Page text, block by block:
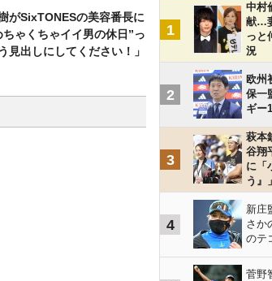
がSixTONESの美容番長に
ちゃくちゃイイ男の休日”っ
見出しにしてください！」
1
中村
献…
っと
況
2
欧州
保一
ギー
3
萩本
谷翔
に「
う』」
4
新庄
さか
のテ
菅野